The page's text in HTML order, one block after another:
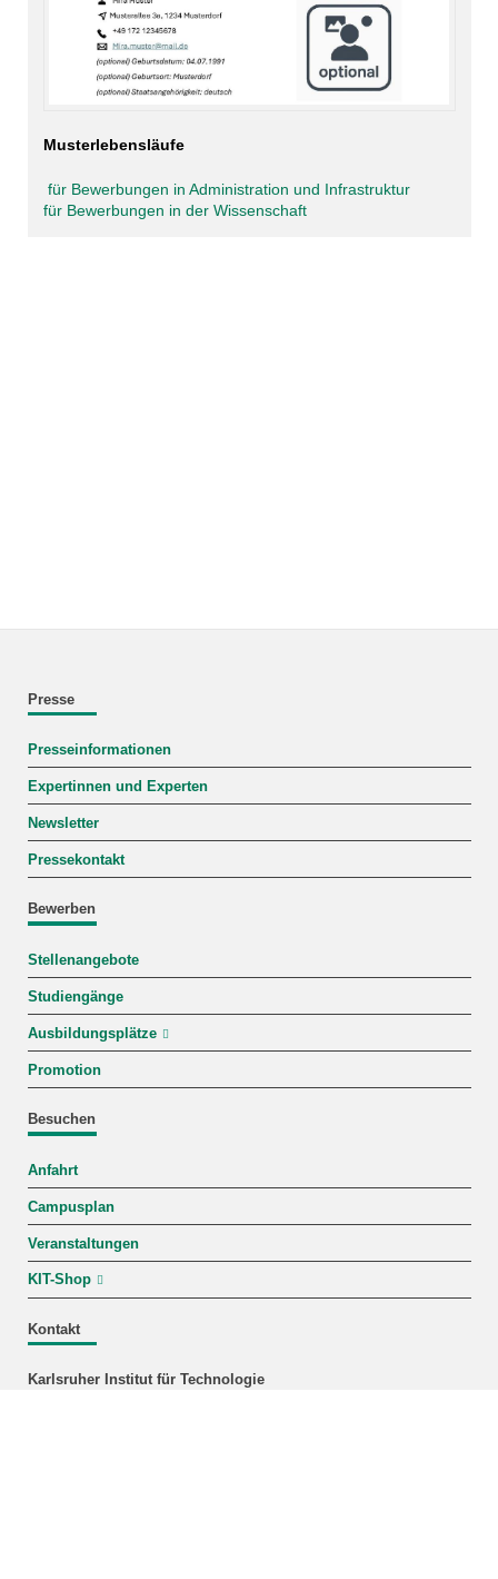
Musterlebensläufe
für Bewerbungen in Administration und Infrastruktur
für Bewerbungen in der Wissenschaft
Presse
Presseinformationen
Expertinnen und Experten
Newsletter
Pressekontakt
Bewerben
Stellenangebote
Studiengänge
Ausbildungsplätze
Promotion
Besuchen
Anfahrt
Campusplan
Veranstaltungen
KIT-Shop
Kontakt
Karlsruher Institut für Technologie